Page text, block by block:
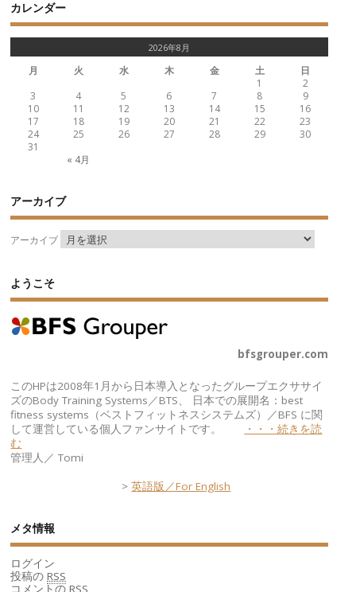
カレンダー
2026年8月
月 火 水 木 金 土 日
« 4月
1
2
3
4 5 6 7 8
9
10
11 12 13 14 15
16
17
18 19 20 21 22
23
24
25 26 27 28 29
30
31
アーカイブ
アーカイブ
ようこそ
bfsgrouper.com
このHPは2008年1月から日本導入となったグループエクササイ
ズのBody Training Systems／BTS、 日本での展開名：best
fitness systems（ベストフィットネスシステムズ）／BFS に関
して運営している個人ファンサイトです。
・・・続きを読
む
管理人／ Tomi
>英語版／For English
メタ情報
ログイン
投稿のRSS
コメントのRSS